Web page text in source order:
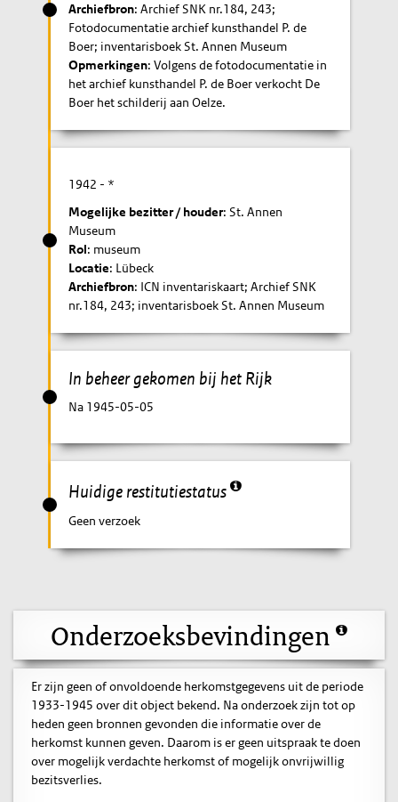
Archiefbron: Archief SNK nr.184, 243;
Fotodocumentatie archief kunsthandel P. de
Boer; inventarisboek St. Annen Museum
Opmerkingen: Volgens de fotodocumentatie in
het archief kunsthandel P. de Boer verkocht De
Boer het schilderij aan Oelze.
1942 - *
Mogelijke bezitter / houder: St. Annen
Museum
Rol: museum
Locatie: Lübeck
Archiefbron: ICN inventariskaart; Archief SNK
nr.184, 243; inventarisboek St. Annen Museum
In beheer gekomen bij het Rijk
Na 1945-05-05
Huidige restitutiestatus
Geen verzoek
Onderzoeksbevindingen
Er zijn geen of onvoldoende herkomstgegevens uit de periode
1933-1945 over dit object bekend. Na onderzoek zijn tot op
heden geen bronnen gevonden die informatie over de
herkomst kunnen geven. Daarom is er geen uitspraak te doen
over mogelijk verdachte herkomst of mogelijk onvrijwillig
bezitsverlies.